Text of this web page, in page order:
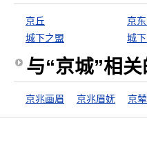
京丘 京
城下之盟
城
与“京城”相
京兆画眉 京兆眉妩 京